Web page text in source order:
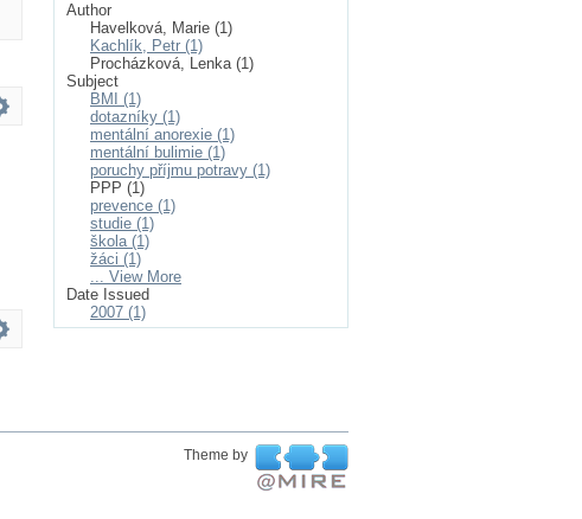
Author
Havelková, Marie (1)
Kachlík, Petr (1)
Procházková, Lenka (1)
Subject
BMI (1)
dotazníky (1)
mentální anorexie (1)
mentální bulimie (1)
poruchy příjmu potravy (1)
PPP (1)
prevence (1)
studie (1)
škola (1)
žáci (1)
... View More
Date Issued
2007 (1)
Theme by